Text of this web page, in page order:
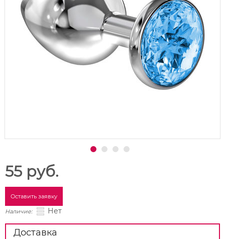
55 руб.
Оставить заявку
Наличие: Нет
Доставка